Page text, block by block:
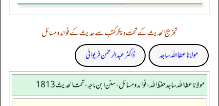
تخریج الحدیث کے تحت دیگر کتب سے حدیث کے فوائد و مسائل
مولانا عطا اللہ ساجد
ڈاکٹر عبدالرحمٰن فریوائی
مولانا عطا الله ساجد حفظ الله، فوائد و مسائل، سنن ابن ماجه، تحت الحديث1813